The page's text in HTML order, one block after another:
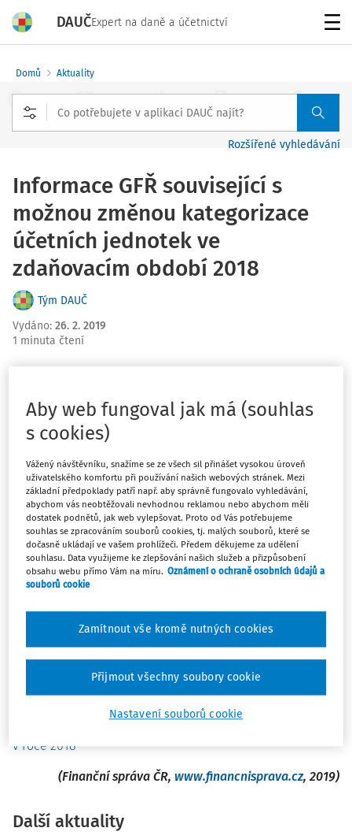
DAUČExpert na daně a účetnictví
Domů Aktuality
Rozšířené vyhledávání
Informace GFŘ související s
možnou změnou kategorizace
účetních jednotek ve
zdaňovacím období 2018
Tým DAUČ
Vydáno: 26. 2. 2019
1 minuta čtení
informaci k některým daňovým souvislostem možné
změny kategorizace účetních jednotek dle § 1b ve
spojení s § 1e zákona o účetnictví ve zdaňovacím období
započatém v roce 2018.
Generální finanční ředitelství ve shodě s Ministerstvem
financí na základě některých výkladových nejasností
souvisejících s kategorizací účetních jednotek dle zákona
o účetnictví vydává tuto informaci z důvodu ujednocení
postupu a zvýšení právní jistoty účetních jednotek, které
zejména v podmínkách účetního období započatého v
Informace k některým daňovým souvislostem možné
s § 1e zákona č. 563/1991 Sb., o účetnictví, ve znění
v roce 2018
(Finanční správa ČR, www.financnisprava.cz, 2019)
Další aktuality
Aby web fungoval jak má (souhlas
s cookies)
Vážený návštěvníku, snažíme se ze všech sil přinášet vysokou úroveň
uživatelského komfortu při používání našich webových stránek. Mezi
základní předpoklady patří např. aby správně fungovalo vyhledávání,
abychom vás neobtěžovali nevhodnou reklamou nebo abychom měli
dostatek podnětů, jak web vylepšovat. Proto od Vás potřebujeme
souhlas se zpracováním souborů cookies, tj. malých souborů, které se
dočasně ukládají ve vašem prohlížeči. Předem děkujeme za udělení
souhlasu. Data využijeme ke zlepšování našich služeb a přizpůsobení
obsahu webu přímo Vám na míru. Oznámení o ochraně osobních údajů a
souborů cookie
Nastavení souborů cookie
Zamítnout vše kromě nutných cookies
Přijmout všechny soubory cookie